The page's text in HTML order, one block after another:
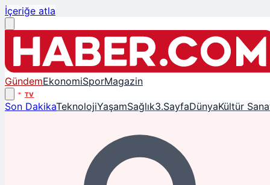
İçeriğe atla
GündemEkonomiSporMagazin
TV
Son DakikaTeknolojiYaşamSağlık3.SayfaDünyaKültür